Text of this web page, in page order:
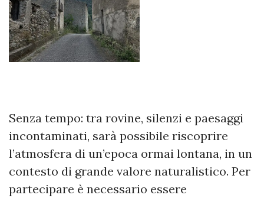
Senza tempo: tra rovine, silenzi e paesaggi
incontaminati, sarà possibile riscoprire
l’atmosfera di un’epoca ormai lontana, in un
contesto di grande valore naturalistico. Per
partecipare è necessario essere